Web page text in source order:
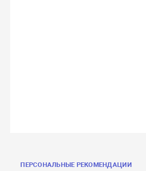
ПЕРСОНАЛЬНЫЕ РЕКОМЕНДАЦИИ